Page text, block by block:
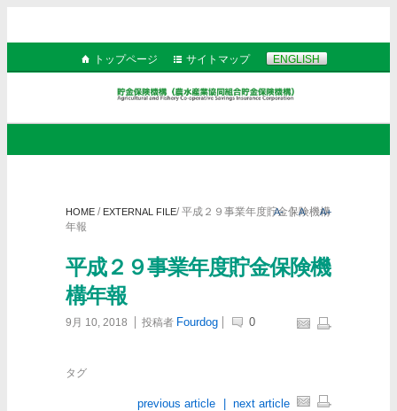
トップページ サイトマップ ENGLISH
HOME / EXTERNAL FILE/平成２９事業年度貯金保険機構
年報
平成２９事業年度貯金保険機
構年報
9月 10, 2018 投稿者 Fourdog 0
タグ
previous article next article
A- A A+